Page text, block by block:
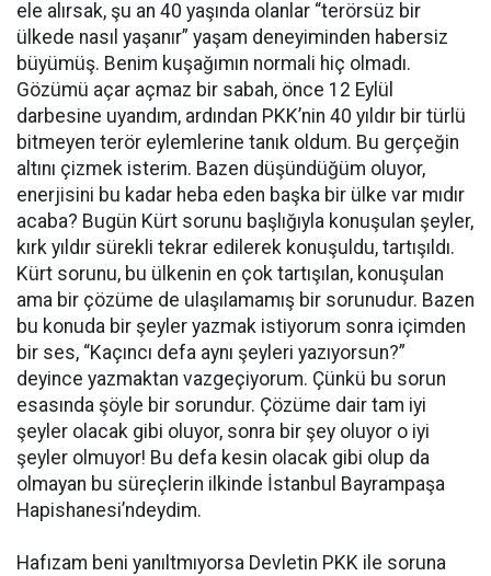
ele alırsak, şu an 40 yaşında olanlar “terörsüz bir
ülkede nasıl yaşanır” yaşam deneyiminden habersiz
büyümüş. Benim kuşağımın normali hiç olmadı.
Gözümü açar açmaz bir sabah, önce 12 Eylül
darbesine uyandım, ardından PKK’nin 40 yıldır bir türlü
bitmeyen terör eylemlerine tanık oldum. Bu gerçeğin
altını çizmek isterim. Bazen düşündüğüm oluyor,
enerjisini bu kadar heba eden başka bir ülke var mıdır
acaba? Bugün Kürt sorunu başlığıyla konuşulan şeyler,
kırk yıldır sürekli tekrar edilerek konuşuldu, tartışıldı.
Kürt sorunu, bu ülkenin en çok tartışılan, konuşulan
ama bir çözüme de ulaşılamamış bir sorunudur. Bazen
bu konuda bir şeyler yazmak istiyorum sonra içimden
bir ses, “Kaçıncı defa aynı şeyleri yazıyorsun?”
deyince yazmaktan vazgeçiyorum. Çünkü bu sorun
esasında şöyle bir sorundur. Çözüme dair tam iyi
şeyler olacak gibi oluyor, sonra bir şey oluyor o iyi
şeyler olmuyor! Bu defa kesin olacak gibi olup da
olmayan bu süreçlerin ilkinde İstanbul Bayrampaşa
Hapishanesi’ndeydim.
Hafızam beni yanıltmıyorsa Devletin PKK ile soruna